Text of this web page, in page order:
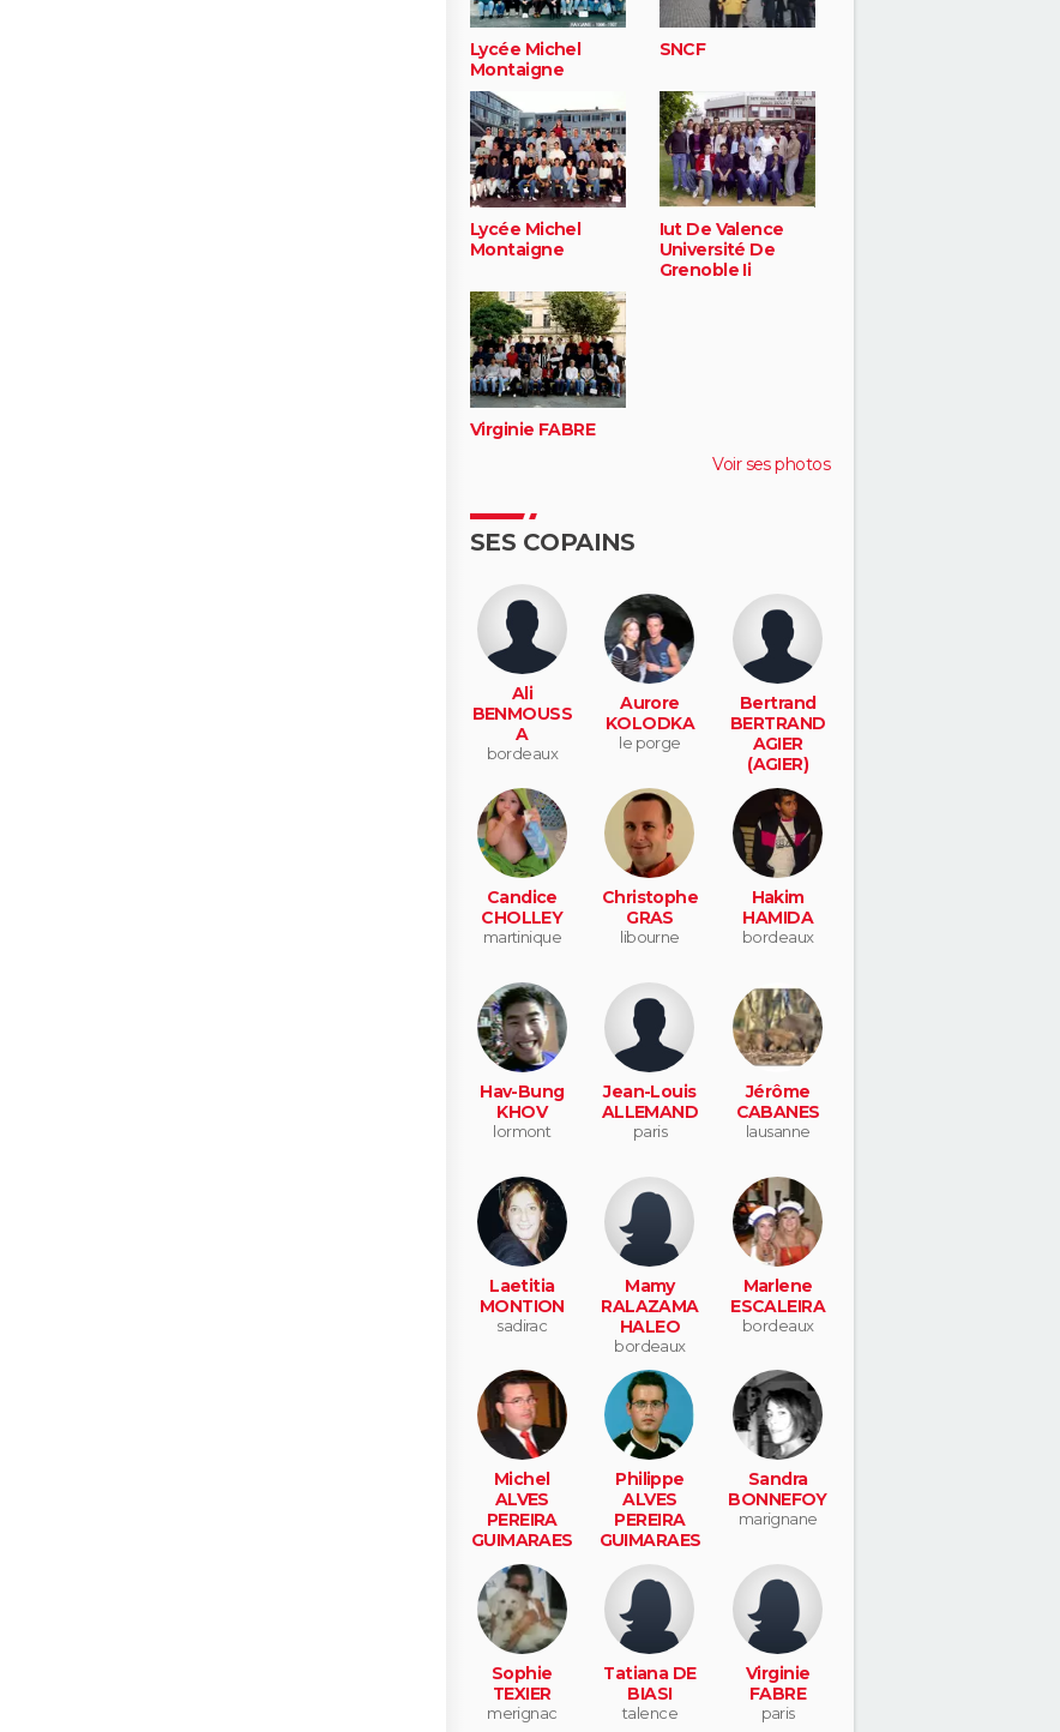
Lycée Michel
Montaigne
SNCF
Lycée Michel
Montaigne
Iut De Valence
Université De
Grenoble Ii
Virginie FABRE
Voir ses photos
SES COPAINS
Ali
BENMOUSS
A
bordeaux
Aurore
KOLODKA
le porge
Bertrand
BERTRAND
AGIER
(AGIER)
montelimar
Candice
CHOLLEY
martinique
Christophe
GRAS
libourne
Hakim
HAMIDA
bordeaux
Hav-Bung
KHOV
lormont
Jean-Louis
ALLEMAND
paris
Jérôme
CABANES
lausanne
Laetitia
MONTION
sadirac
Mamy
RALAZAMA
HALEO
bordeaux
Marlene
ESCALEIRA
bordeaux
Michel
ALVES
PEREIRA
GUIMARAES
cenon
Philippe
ALVES
PEREIRA
GUIMARAES
cenon
Sandra
BONNEFOY
marignane
Sophie
TEXIER
merignac
Tatiana DE
BIASI
talence
Virginie
FABRE
paris